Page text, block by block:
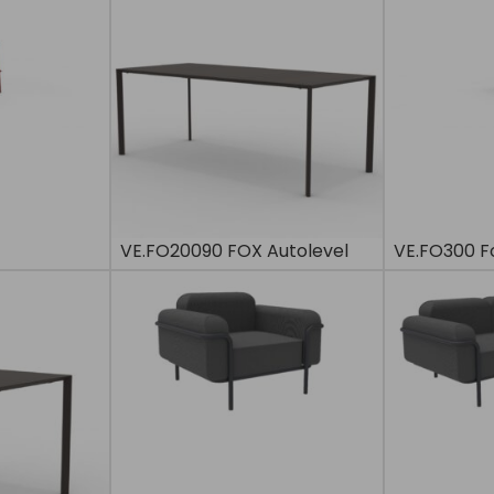
VE.FO20090 FOX Autolevel VE.FO300